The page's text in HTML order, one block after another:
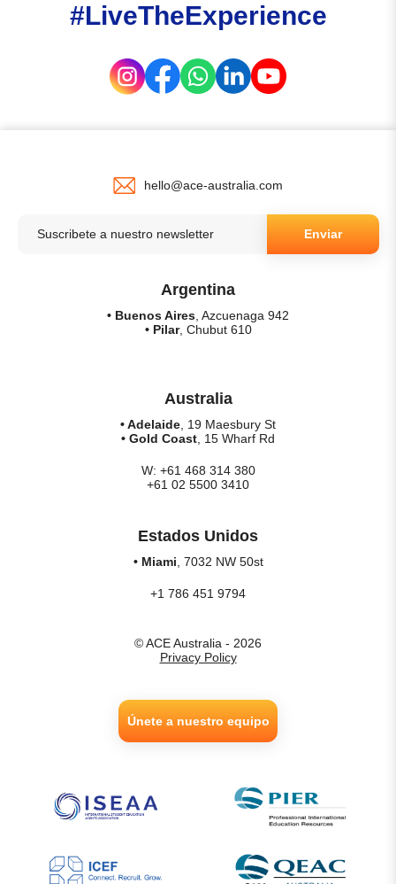
#LiveTheExperience
hello@ace-australia.com
Enviar
Argentina
• Buenos Aires , Azcuenaga 942
• Pilar, Chubut 610
Australia
• Adelaide , 19 Maesbury St
• Gold Coast , 15 Wharf Rd
W: +61 468 314 380
+61 02 5500 3410
Estados Unidos
• Miami , 7032 NW 50st
+1 786 451 9794
© ACE Australia - 2026
Privacy Policy
Únete a nuestro equipo